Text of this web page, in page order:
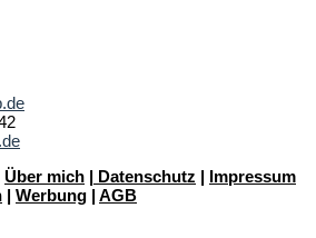
Über mich | Datenschutz | Impressum
| Werbung | AGB